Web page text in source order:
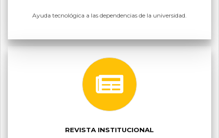
Ayuda tecnológica a las dependencias de la universidad.
REVISTA INSTITUCIONAL